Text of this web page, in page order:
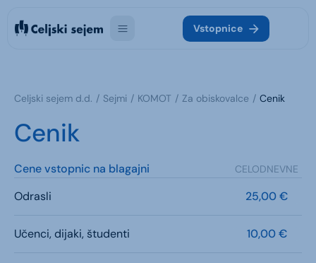
Vstopnice
Celjski sejem d.d. Sejmi KOMOT Za obiskovalce Cenik
Cenik
Cene vstopnic na blagajni CELODNEVNE
Odrasli 25,00 €
Učenci, dijaki, študenti 10,00 €